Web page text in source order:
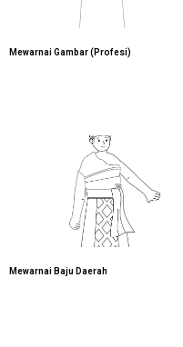
Mewarnai Gambar (Profesi)
Mewarnai Baju Daerah